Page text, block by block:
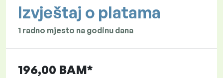
Izvještaj o platama
1 radno mjesto na godinu dana
196,00 BAM*